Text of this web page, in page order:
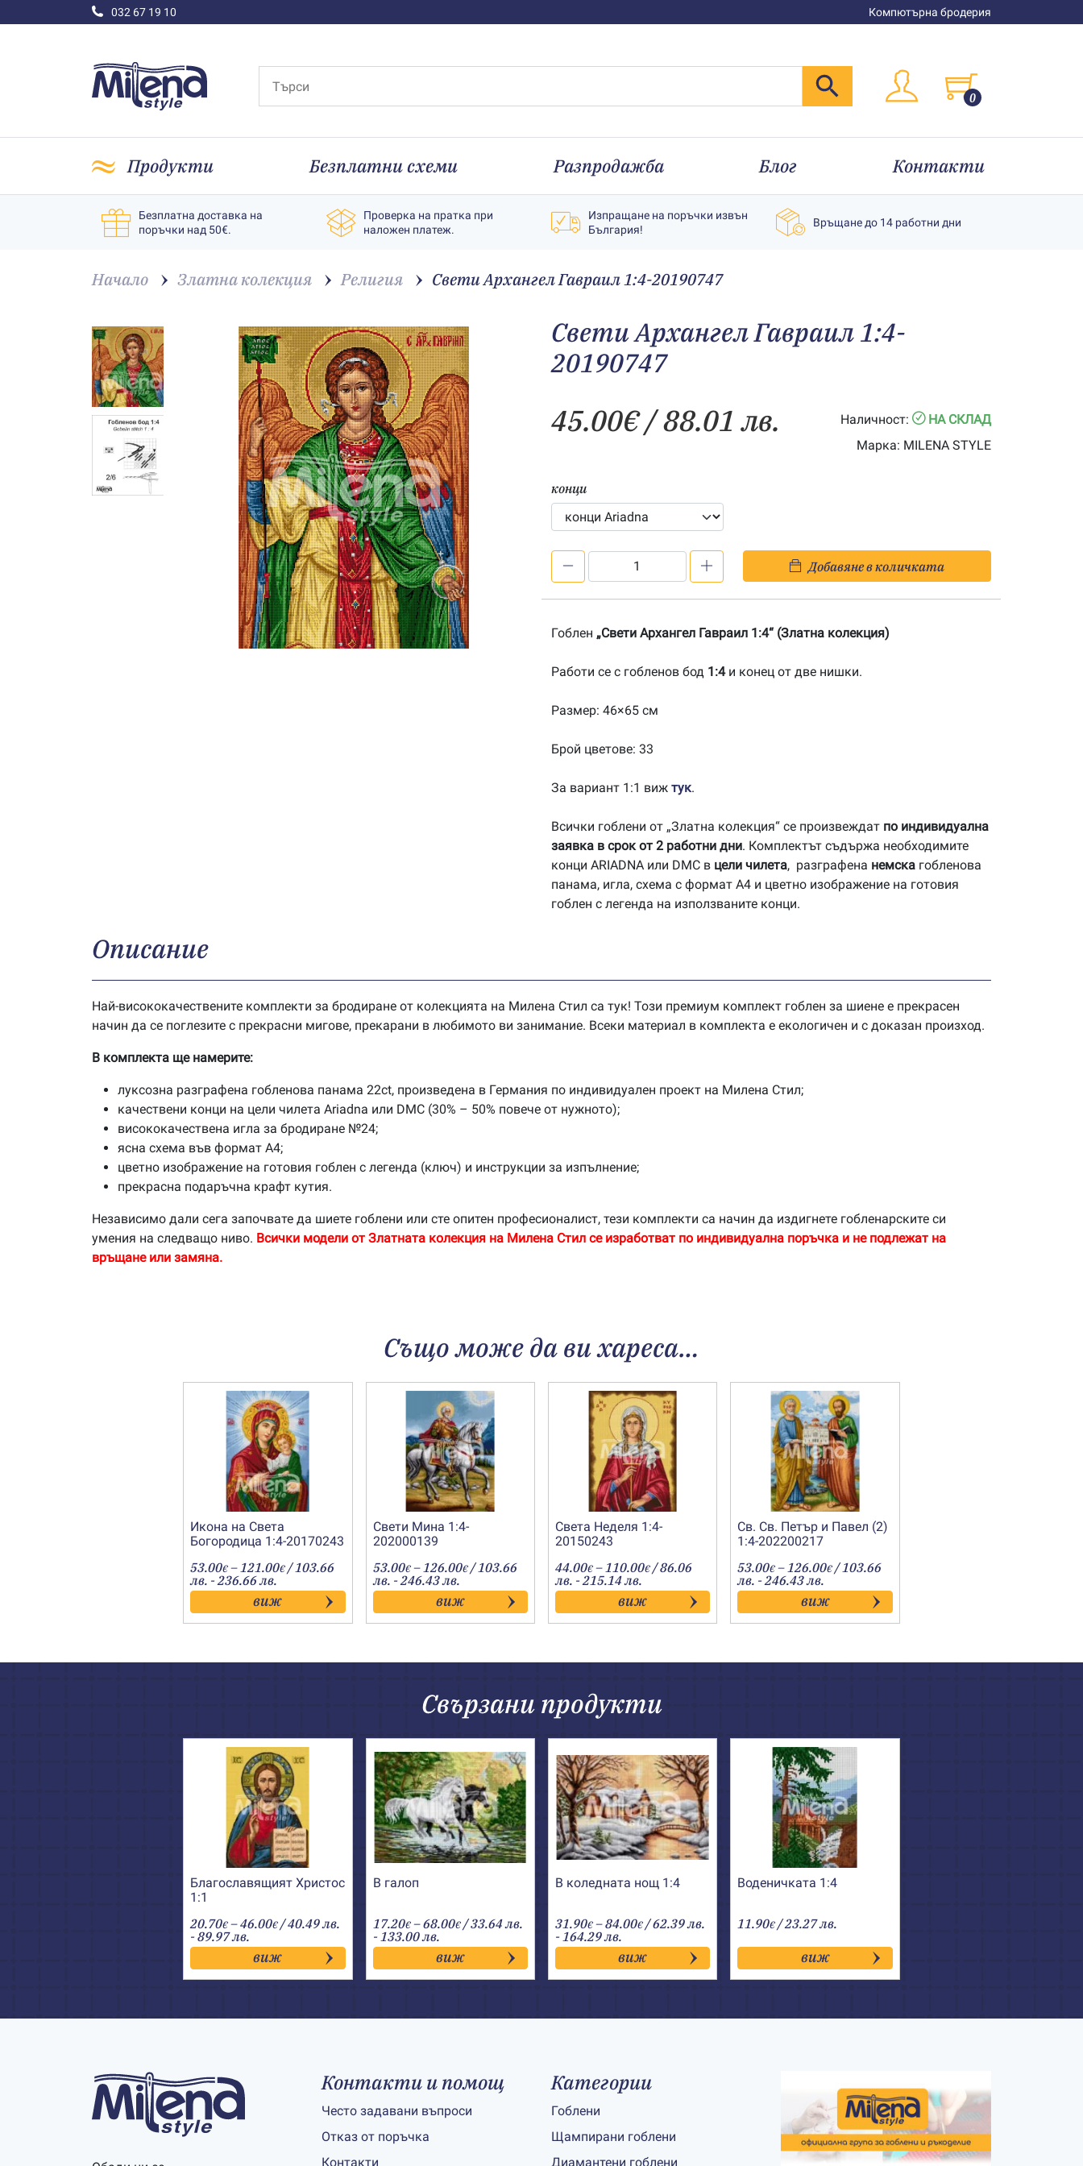
032 67 19 10 Компютърна бродерия
0
Продукти Безплатни схеми Разпродажба Блог Контакти
Безплатна доставка на
поръчки над 50€.
Проверка на пратка при
наложен платеж.
Изпращане на поръчки извън
България!
Връщане до 14 работни дни
Начало Златна колекция Религия Свети Архангел Гавраил 1:4-20190747
Свети Архангел Гавраил 1:4-
20190747
45.00€/ 88.01 лв. Наличност:
НА СКЛАД
Марка: MILENA STYLE
конци
Архангел
1:4-
Добавяне в количката
Гоблен „Свети Архангел Гавраил 1:4“ (Златна колекция)
Работи се с гобленов бод 1:4и конец от две нишки.
Размер: 46×65 см
Брой цветове: 33
За вариант 1:1 виж тук.
Всички гоблени от „Златна колекция“ се произвеждат по индивидуална
заявка в срок от 2 работни дни. Комплектът съдържа необходимите
конци ARIADNA или DMC в цели чилета, разграфена немска гобленова
панама, игла, схема с формат А4 и цветно изображение на готовия
гоблен с легенда на използваните конци.
Описание
Най-висококачествените комплекти за бродиране от колекцията на Милена Стил са тук! Този премиум комплект гоблен за шиене е прекрасен
начин да се поглезите с прекрасни мигове, прекарани в любимото ви занимание. Всеки материал в комплекта е екологичен и с доказан произход.
В комплекта ще намерите:
луксозна разграфена гобленова панама 22ct, произведена в Германия по индивидуален проект на Милена Стил;
качествени конци на цели чилета Ariadna или DMC (30% – 50% повече от нужното);
висококачествена игла за бродиране №24;
ясна схема във формат А4;
цветно изображение на готовия гоблен с легенда (ключ) и инструкции за изпълнение;
прекрасна подаръчна крафт кутия.
Независимо дали сега започвате да шиете гоблени или сте опитен професионалист, тези комплекти са начин да издигнете гобленарските си
умения на следващо ниво. Всички модели от Златната колекция на Милена Стил се изработват по индивидуална поръчка и не подлежат на
връщане или замяна.
Също може да ви хареса…
Икона на Света
Богородица 1:4-20170243
53.00€ –121.00€Price
range:
53.00€
through
121.00€
/ 103.66
лв. - 236.66 лв.
виж
Свети Мина 1:4-
202000139
53.00€ –126.00€Price
range:
53.00€
through
126.00€
/ 103.66
лв. - 246.43 лв.
виж
Света Неделя 1:4-
20150243
44.00€ –110.00€Price
range:
44.00€
through
110.00€
/ 86.06
лв. - 215.14 лв.
виж
Св. Св. Петър и Павел (2)
1:4-202200217
53.00€ –126.00€Price
range:
53.00€
through
126.00€
/ 103.66
лв. - 246.43 лв.
виж
Свързани продукти
Благославящият Христос
1:1
20.70€ –46.00€Price
range:
20.70€
through
46.00€
/ 40.49 лв.
- 89.97 лв.
виж
В галоп
17.20€ –68.00€Price
range:
17.20€
through
68.00€
/ 33.64 лв.
- 133.00 лв.
виж
В коледната нощ 1:4
31.90€ –84.00€Price
range:
31.90€
through
84.00€
/ 62.39 лв.
- 164.29 лв.
виж
Воденичката 1:4
11.90€ / 23.27 лв.
виж
Контакти и помощ
Често задавани въпроси
Отказ от поръчка
Контакти
Категории
Гоблени
Щампирани гоблени
Диамантени гоблени